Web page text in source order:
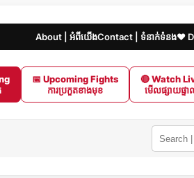
About | អំពីយើងContact | ទំនាក់ទំនង❤️
📅 Upcoming Fights
ការប្រកួតខាងមុខ
🔴 Watch
មើលផ្សាយផ្ទ
Search